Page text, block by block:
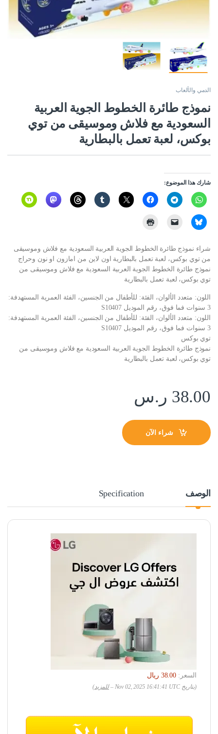
الدمي والألعاب
نموذج طائرة الخطوط الجوية العربية
السعودية مع فلاش وموسيقى من توي
بوكس، لعبة تعمل بالبطارية
شارك هذا الموضوع:
شراء نموذج طائرة الخطوط الجوية العربية السعودية مع فلاش وموسيقى
من توي بوكس، لعبة تعمل بالبطارية اون لاين من امازون او نون وحراج
نموذج طائرة الخطوط الجوية العربية السعودية مع فلاش وموسيقى من
توي بوكس، لعبة تعمل بالبطارية
اللون: متعدد الألوان، الفئة: للأطفال من الجنسين، الفئة العمرية المستهدفة:
3 سنوات فما فوق، رقم الموديل S10407
اللون: متعدد الألوان، الفئة: للأطفال من الجنسين، الفئة العمرية المستهدفة:
3 سنوات فما فوق، رقم الموديل S10407
توي بوكس
نموذج طائرة الخطوط الجوية العربية السعودية مع فلاش وموسيقى من
توي بوكس، لعبة تعمل بالبطارية
38.00 ر.س
شراء الآن
الوصف Specification
السعر:
‏38.00 ريال
(بتاريخ Nov 02, 2025 16:41:41 UTC – للمزيد)